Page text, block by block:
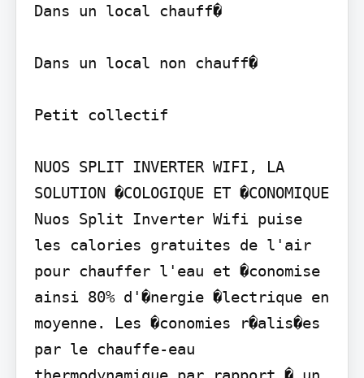
Dans un local chauff�
Dans un local non chauff�
Petit collectif
NUOS SPLIT INVERTER WIFI, LA
SOLUTION �COLOGIQUE ET �CONOMIQUE
Nuos Split Inverter Wifi puise
les calories gratuites de l'air
pour chauffer l'eau et �conomise
ainsi 80% d'�nergie �lectrique en
moyenne. Les �conomies r�alis�es
par le chauffe-eau